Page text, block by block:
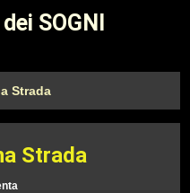
SOGNI
Strada
Strada